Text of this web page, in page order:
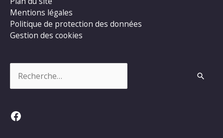
Mentions légales
Politique de protection des données
Gestion des cookies
Facebook